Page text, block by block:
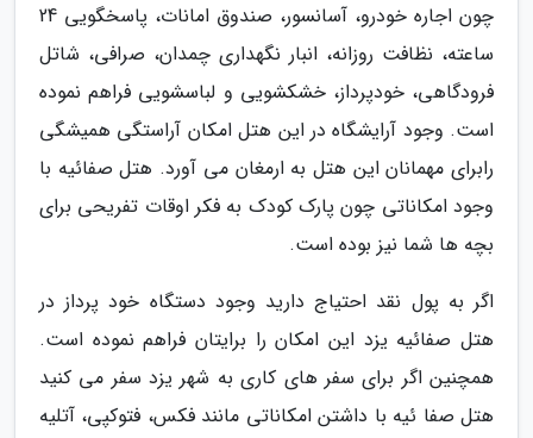
چون اجاره خودرو، آسانسور، صندوق امانات، پاسخگویی 24
ساعته، نظافت روزانه، انبار نگهداری چمدان، صرافی، شاتل
فرودگاهی، خودپرداز، خشکشویی و لباسشویی فراهم نموده
است. وجود آرایشگاه در این هتل امکان آراستگی همیشگی
رابرای مهمانان این هتل به ارمغان می آورد. هتل صفائیه با
وجود امکاناتی چون پارک کودک به فکر اوقات تفریحی برای
بچه ها شما نیز بوده است.
اگر به پول نقد احتیاج دارید وجود دستگاه خود پرداز در
هتل صفائیه یزد این امکان را برایتان فراهم نموده است.
همچنین اگر برای سفر های کاری به شهر یزد سفر می کنید
هتل صفا ئیه با داشتن امکاناتی مانند فکس، فتوکپی، آتلیه